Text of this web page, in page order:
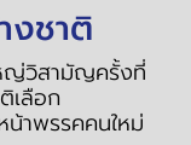
งชาติ
ญ่วิสามัญครั้งที่
เลือก
าพรรคคนใหม่